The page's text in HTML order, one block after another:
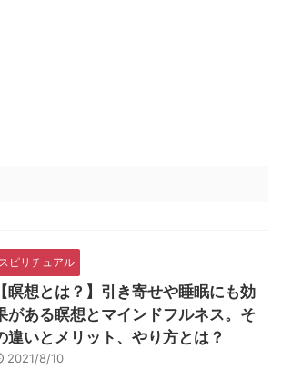
スピリチュアル
【瞑想とは？】引き寄せや睡眠にも効
がある瞑想とマインドフルネス。そ
違いとメリット、やり方とは？
2021/8/10